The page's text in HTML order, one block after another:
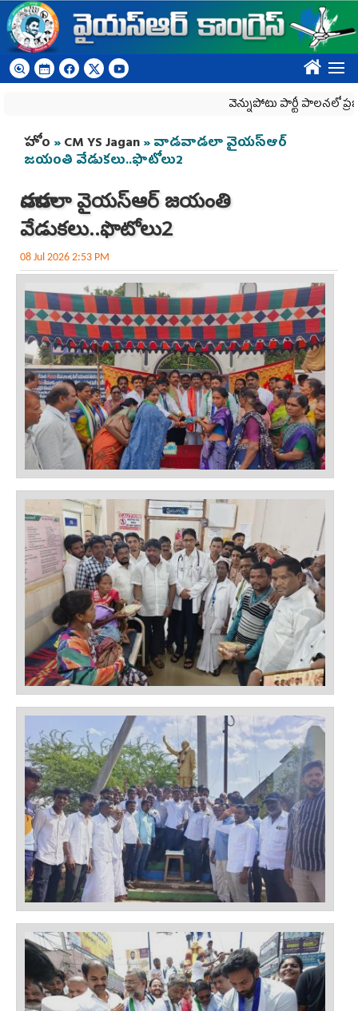
Skip to main content
????
వెన్నుపోటు పార్టీ పాలనలో
You are here
హోం »CM YS Jagan» వాడవాడలా వైయ‌స్ఆర్
జ‌యంతి వేడుక‌లు..ఫొటోలు2
వాడవాడలా వైయ‌స్ఆర్ జ‌యంతి
వేడుక‌లు..ఫొటోలు2
08 Jul 2026 2:53 PM